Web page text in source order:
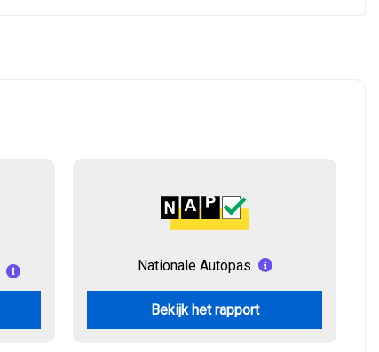
Nationale Autopas
Bekijk het rapport